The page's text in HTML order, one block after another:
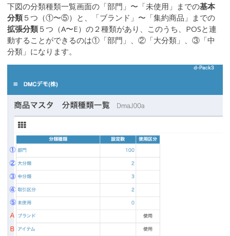
下図の分類種類一覧画面の「部門」〜「未使用」までの基本
分類 ５つ（①〜⑤）と、「ブランド」〜「集約商品」までの
拡張分類 ５つ（A〜E）の２種類があり、このうち、POSと連
動することができるのは①「部門」、②「大分類」、③「中
分類」になります。